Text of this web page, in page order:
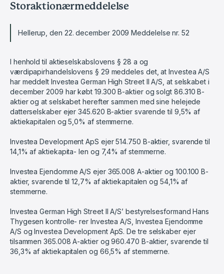
Storaktionærmeddelelse
Hellerup, den 22. december 2009 Meddelelse nr. 52
I henhold til aktieselskabslovens § 28 a og
værdipapirhandelslovens § 29 meddeles det, at Investea A/S
har meddelt Investea German High Street II A/S, at selskabet i
december 2009 har købt 19.300 B-aktier og solgt 86.310 B-
aktier og at selskabet herefter sammen med sine helejede
datterselskaber ejer 345.620 B-aktier svarende til 9,5% af
aktiekapitalen og 5,0% af stemmerne.
Investea Development ApS ejer 514.750 B-aktier, svarende til
14,1% af aktiekapita- len og 7,4% af stemmerne.
Investea Ejendomme A/S ejer 365.008 A-aktier og 100.100 B-
aktier, svarende til 12,7% af aktiekapitalen og 54,1% af
stemmerne.
Investea German High Street II A/S’ bestyrelsesformand Hans
Thygesen kontrolle- rer Investea A/S, Investea Ejendomme
A/S og Investea Development ApS. De tre selskaber ejer
tilsammen 365.008 A-aktier og 960.470 B-aktier, svarende til
36,3% af aktiekapitalen og 66,5% af stemmerne.